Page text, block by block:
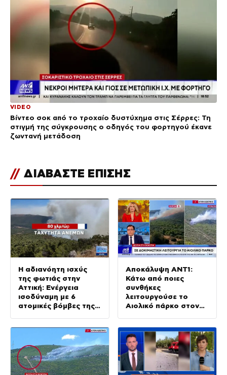
VIDEO
Βίντεο σοκ από το τροχαίο δυστύχημα στις Σέρρες: Τη
στιγμή της σύγκρουσης ο οδηγός του φορτηγού έκανε
ζωντανή μετάδοση
// ΔΙΑΒΑΣΤΕ ΕΠΙΣΗΣ
Η αδιανόητη ισχύς
της φωτιάς στην
Αττική: Ενέργεια
ισοδύναμη με 6
ατομικές βόμβες της
Αποκάλυψη ΑΝΤ1:
Κάτω από ποιες
συνθήκες
λειτουργούσε το
Αιολικό πάρκο στον